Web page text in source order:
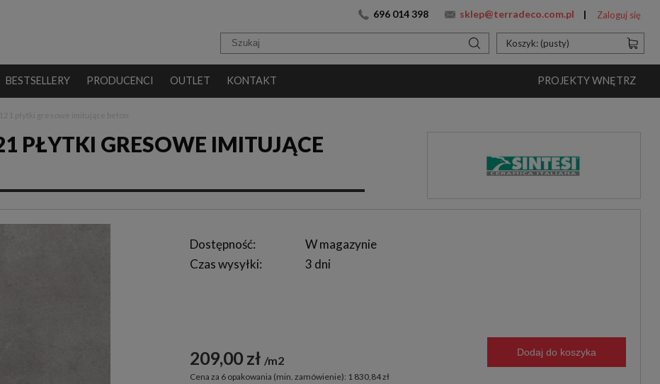
696 014 398 sklep@terradeco.com.pl Zaloguj się
Koszyk: (pusty)
BESTSELLERY PRODUCENCI OUTLET KONTAKT PROJEKTY WNĘTRZ
PŁYTKI GRESOWE IMITUJĄCE
Dostępność:
W magazynie
Czas wysyłki:
3 dni
209,00 zł m2
Cena za 6 opakowania (min. zamówienie): 1 830,84 zł
Dodaj do koszyka